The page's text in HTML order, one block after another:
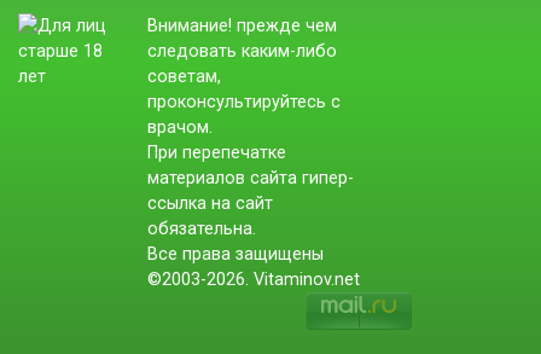
Внимание! прежде чем
следовать каким-либо
советам,
проконсультируйтесь с
врачом.
При перепечатке
материалов сайта гипер-
ссылка на сайт
обязательна.
Все права защищены
©2003-2026. Vitaminov.net